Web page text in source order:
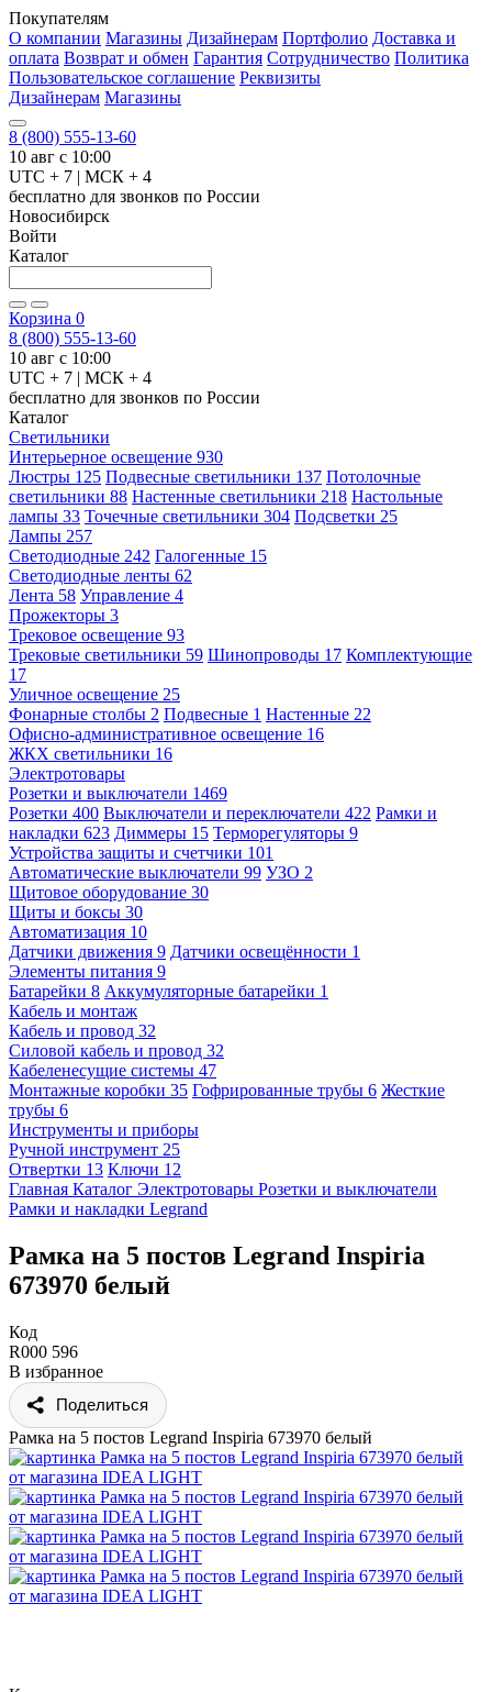
Покупателям
О компании Магазины Дизайнерам Портфолио Доставка и
оплата Возврат и обмен Гарантия Сотрудничество Политика
Пользовательское соглашение Реквизиты
Дизайнерам Магазины
8 (800) 555-13-60
10 авг с 10:00
UTC + 7 | МСК + 4
бесплатно для звонков по России
Новосибирск
Войти
Каталог
Корзина 0
8 (800) 555-13-60
10 авг с 10:00
UTC + 7 | МСК + 4
бесплатно для звонков по России
Каталог
Светильники
Интерьерное освещение 930
Люстры 125 Подвесные светильники 137 Потолочные
светильники 88 Настенные светильники 218 Настольные
лампы 33 Точечные светильники 304 Подсветки 25
Лампы 257
Светодиодные 242 Галогенные 15
Светодиодные ленты 62
Лента 58 Управление 4
Прожекторы 3
Трековое освещение 93
Трековые светильники 59 Шинопроводы 17 Комплектующие
17
Уличное освещение 25
Фонарные столбы 2 Подвесные 1 Настенные 22
Офисно-административное освещение 16
ЖКХ светильники 16
Электротовары
Розетки и выключатели 1469
Розетки 400 Выключатели и переключатели 422 Рамки и
накладки 623 Диммеры 15 Терморегуляторы 9
Устройства защиты и счетчики 101
Автоматические выключатели 99 УЗО 2
Щитовое оборудование 30
Щиты и боксы 30
Автоматизация 10
Датчики движения 9 Датчики освещённости 1
Элементы питания 9
Батарейки 8 Аккумуляторные батарейки 1
Кабель и монтаж
Кабель и провод 32
Силовой кабель и провод 32
Кабеленесущие системы 47
Монтажные коробки 35 Гофрированные трубы 6 Жесткие
трубы 6
Инструменты и приборы
Ручной инструмент 25
Отвертки 13 Ключи 12
Главная Каталог Электротовары Розетки и выключатели
Рамки и накладки Legrand
Рамка на 5 постов Legrand Inspiria
673970 белый
Код
R000 596
В избранное
Поделиться
Рамка на 5 постов Legrand Inspiria 673970 белый